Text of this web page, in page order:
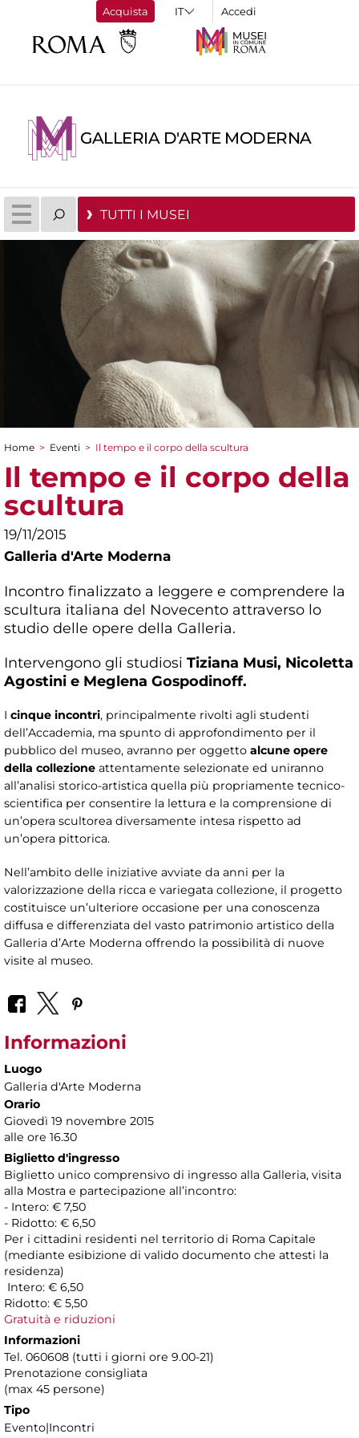
Acquista Accedi
GALLERIA D'ARTE MODERNA
TUTTI I MUSEI
Tu sei qui
Home > Eventi > Il tempo e il corpo della scultura
Il tempo e il corpo della
scultura
19/11/2015
Galleria d'Arte Moderna
Incontro finalizzato a leggere e comprendere la
scultura italiana del Novecento attraverso lo
studio delle opere della Galleria.
Intervengono gli studiosi Tiziana Musi, Nicoletta
Agostini e Meglena Gospodinoff.
I cinque incontri, principalmente rivolti agli studenti
dell’Accademia, ma spunto di approfondimento per il
pubblico del museo, avranno per oggetto alcune opere
della collezione attentamente selezionate ed uniranno
all’analisi storico-artistica quella più propriamente tecnico-
scientifica per consentire la lettura e la comprensione di
un’opera scultorea diversamente intesa rispetto ad
un’opera pittorica.
Nell’ambito delle iniziative avviate da anni per la
valorizzazione della ricca e variegata collezione, il progetto
costituisce un’ulteriore occasione per una conoscenza
diffusa e differenziata del vasto patrimonio artistico della
Galleria d’Arte Moderna offrendo la possibilità di nuove
visite al museo.
Informazioni
Luogo
Galleria d'Arte Moderna
Orario
Giovedì 19 novembre 2015
alle ore 16.30
Biglietto d'ingresso
Biglietto unico comprensivo di ingresso alla Galleria, visita
alla Mostra e partecipazione all’incontro:
- Intero: € 7,50
- Ridotto: € 6,50
Per i cittadini residenti nel territorio di Roma Capitale
(mediante esibizione di valido documento che attesti la
residenza)
Intero: € 6,50
Ridotto: € 5,50
Gratuità e riduzioni
Informazioni
Tel. 060608 (tutti i giorni ore 9.00-21)
Prenotazione consigliata
(max 45 persone)
Tipo
Evento|Incontri